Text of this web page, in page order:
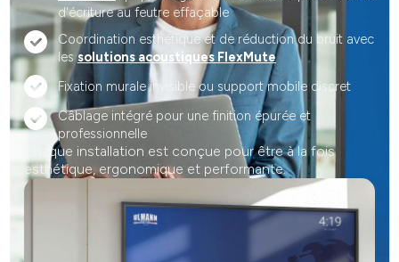
d'écriture au feutre effaçable
Coordination esthétique et de réduction du bruit avec
lessolutions acoustiques FlexMute
Fixation murale invisible ou support mobile discret
Câblage intégré pour une finition épurée et
professionnelle
Chaque installation est conçue pour être à la fois
esthétique, ergonomique et performante.